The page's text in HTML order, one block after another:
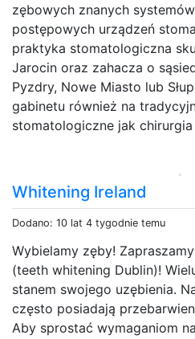
zębowych znanych
postępowych urządzeń
praktyka stomatologiczna
Jarocin oraz zahacza o
Pyzdry, Nowe Miasto lub
gabinetu również na
stomatologiczne jak chirurgia
Whitening Ireland
Dodano: 10 lat 4 tygodnie temu
Wybielamy zęby!
(teeth whitening Dublin)!
stanem swojego uzębienia.
często posiadają
Aby sprostać wymaganiom